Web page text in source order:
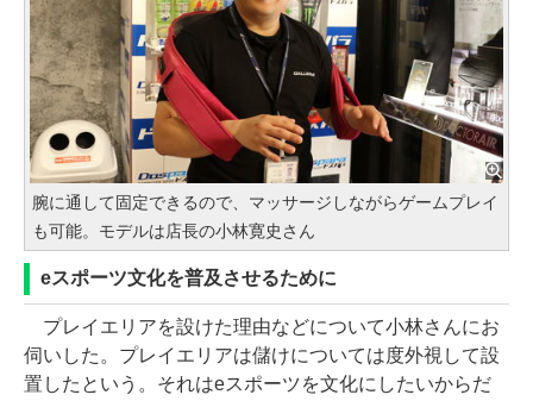
腕に通して固定できるので、マッサージしながらゲームプレイ
も可能。モデルは店長の小林寛史さん
eスポーツ文化を普及させるために
プレイエリアを設けた理由などについて小林さんにお
伺いした。プレイエリアは儲けについては度外視して設
置したという。それはeスポーツを文化にしたいからだ